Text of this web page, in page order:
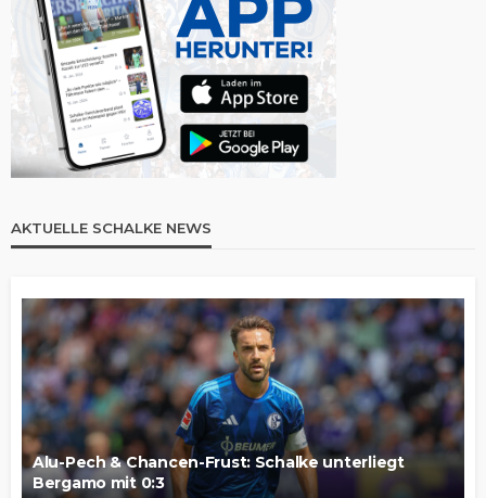
AKTUELLE SCHALKE NEWS
Alu-Pech & Chancen-Frust: Schalke unterliegt
Bergamo mit 0:3